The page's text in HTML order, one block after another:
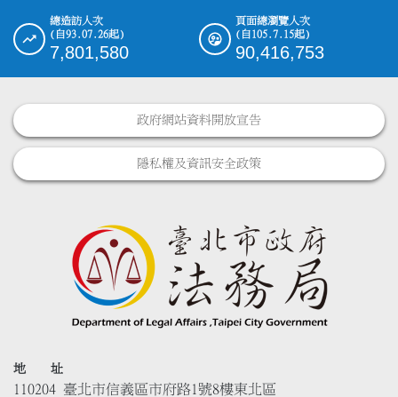
總造訪人次
(自93.07.26起)
7,801,580
頁面總瀏覽人次
(自105.7.15起)
90,416,753
政府網站資料開放宣告
隱私權及資訊安全政策
地 址
110204 臺北市信義區市府路1號8樓東北區